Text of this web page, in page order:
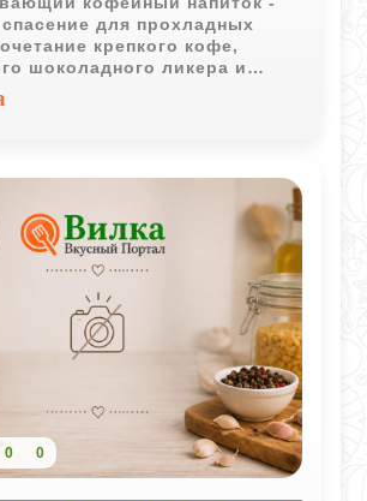
для прохладных
крепкого кофе,
шоколадного ликера и
ноток создает
вкусовой баланс.
похожим на десерт из
0 0